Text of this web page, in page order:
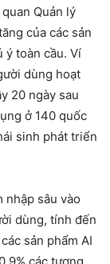
Quản lý
của các sản
ý toàn cầu. Ví
dùng hoạt
20 ngày sau
ở 140 quốc
sinh phát triển
nhập sâu vào
dùng, tính đến
sản phẩm AI